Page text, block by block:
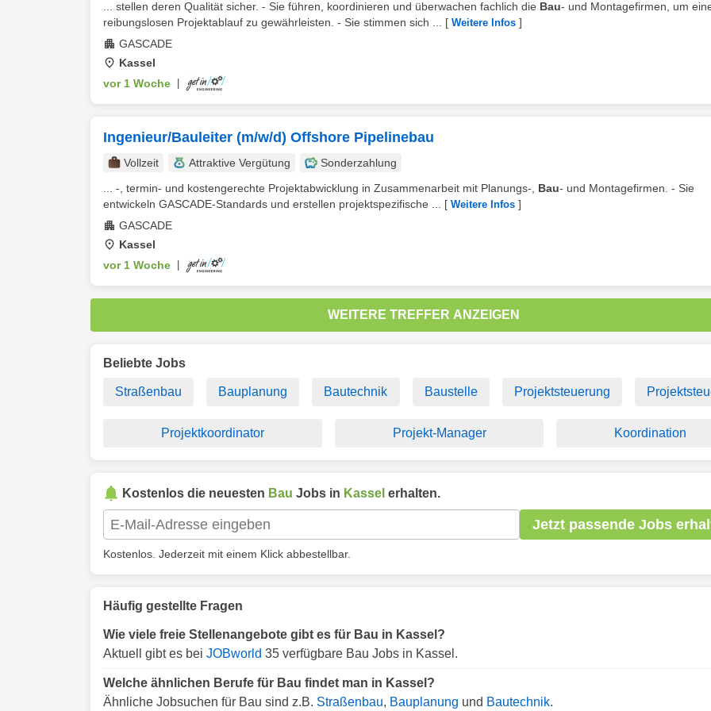
... stellen deren Qualität sicher. - Sie führen, koordinieren und überwachen fachlich die Bau- und Montagefirmen, um
reibungslosen Projektablauf zu gewährleisten. - Sie stimmen sich ...
[ Weitere Infos ]
GASCADE
Kassel
vor 1 Woche
Ingenieur/Bauleiter (m/w/d) Offshore Pipelinebau
Vollzeit Attraktive Vergütung
Sonderzahlung
... ‑, termin‑ und kostengerechte Projektabwicklung in Zusammenarbeit mit Planungs‑, Bau‑ und Montagefirmen. - Sie
entwickeln GASCADE‑Standards und erstellen projektspezifische ...
[ Weitere Infos ]
GASCADE
Kassel
vor 1 Woche
WEITERE TREFFER ANZEIGEN
Beliebte Jobs
Straßenbau Bauplanung Bautechnik Baustelle Projektsteuerung
Projektkoordinator Projekt-Manager Koordination
Kostenlos die neuesten Bau Jobs in Kassel erhalten.
Jetzt passende Jobs
Kostenlos. Jederzeit mit einem Klick abbestellbar.
Häufig gestellte Fragen
Wie viele freie Stellenangebote gibt es für Bau in Kassel?
Aktuell gibt es bei JOBworld 35 verfügbare Bau Jobs in Kassel.
Welche ähnlichen Berufe für Bau findet man in Kassel?
Ähnliche Jobsuchen für Bau sind z.B. Straßenbau, Bauplanung und Bautechnik.